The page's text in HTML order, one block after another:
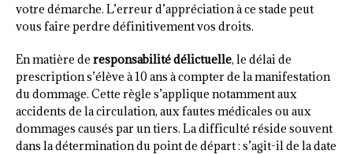
votre démarche. L’erreur d’appréciation à ce stade peut
vous faire perdre définitivement vos droits.
En matière de responsabilité délictuelle, le délai de
prescription s’élève à 10 ans à compter de la manifestation
du dommage. Cette règle s’applique notamment aux
accidents de la circulation, aux fautes médicales ou aux
dommages causés par un tiers. La difficulté réside souvent
dans la détermination du point de départ : s’agit-il de la date